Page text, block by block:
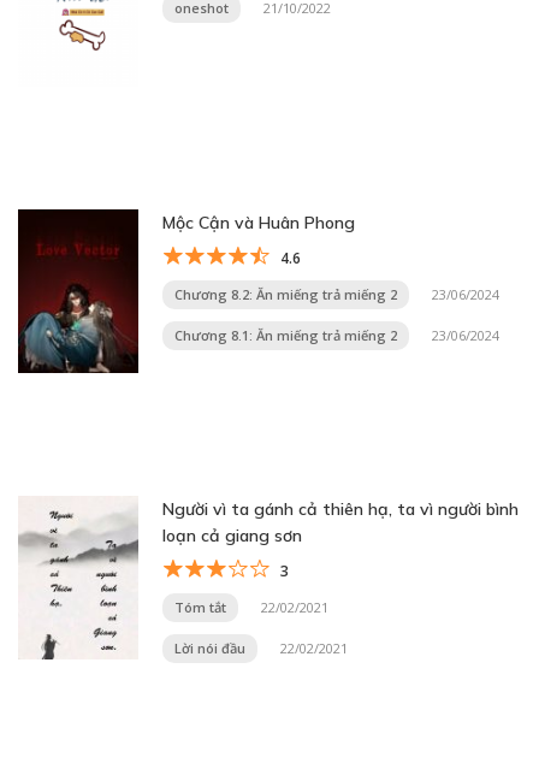
oneshot 21/10/2022
Mộc Cận và Huân Phong
4.6
Chương 8.2: Ăn miếng trả miếng 2 23/06/2024
Chương 8.1: Ăn miếng trả miếng 2 23/06/2024
Người vì ta gánh cả thiên hạ, ta vì người bình
loạn cả giang sơn
3
Tóm tắt 22/02/2021
Lời nói đầu 22/02/2021